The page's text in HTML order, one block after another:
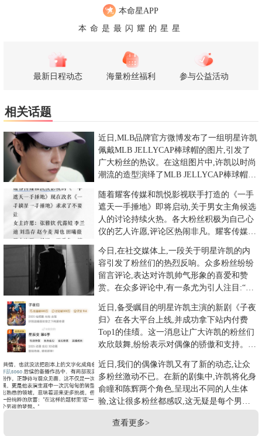
本命星APP
本命是最闪耀的星星
最新日程动态 海量粉丝福利 参与公益活动
相关话题
近日,MLB品牌官方微博发布了一组明星许凯
佩戴MLB JELLYCAP棒球帽的图片,引发了
广大粉丝的热议。在这组图片中,许凯以时尚
潮流的造型演绎了MLB JELLYCAP棒球帽的
随着耀客传媒和凯悦影视联手打造的《一手
遮天一手捶地》即将启动,关于男女主角候选
人的讨论持续火热。各大粉丝积极为自己心
仪的艺人许愿,评论区热闹非凡。耀客传媒此
今日,在社交媒体上,一段关于明星许凯的内
容引发了粉丝们的热烈反响。众多粉丝纷纷
留言评论,表达对许凯帅气形象的喜爱和赞
赏。在众多评论中,有一条尤为引人注目:“你
近日,备受瞩目的明星许凯主演的新剧《子夜
归》在各大平台上线,并成功拿下站内付费
Top1的佳绩。这一消息让广大许凯的粉丝们
欢欣鼓舞,纷纷表示对偶像的骄傲和支持。
近日,我们的偶像许凯又有了新的动态,让众
多粉丝激动不已。在新的剧集中,许凯将化身
俞瞳和陈辉两个角色,呈现出不同的人生体
验,这让很多粉丝都感叹,这无疑是每个男孩
查看更多>